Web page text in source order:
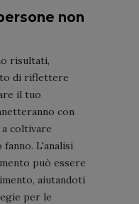
non
risultati,
di riflettere
il tuo
con
a coltivare
L'analisi
può essere
aiutandoti
per le